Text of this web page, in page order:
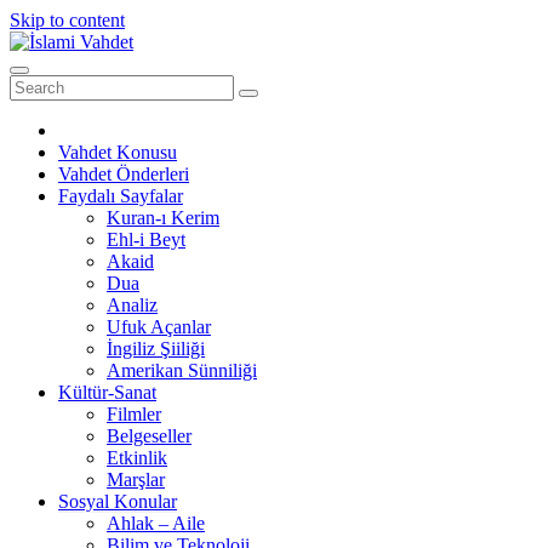
Skip to content
Vahdet Konusu
Vahdet Önderleri
Faydalı Sayfalar
Kuran-ı Kerim
Ehl-i Beyt
Akaid
Dua
Analiz
Ufuk Açanlar
İngiliz Şiiliği
Amerikan Sünniliği
Kültür-Sanat
Filmler
Belgeseller
Etkinlik
Marşlar
Sosyal Konular
Ahlak – Aile